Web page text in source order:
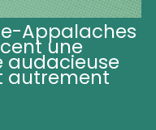
Appalaches
une
autrement